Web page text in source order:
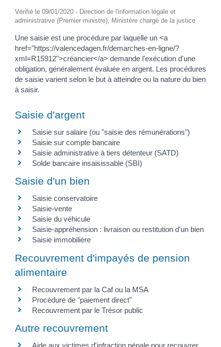
Vérifié le 09/01/2020 - Direction de l'information légale et
administrative (Premier ministre), Ministère chargé de la justice
Une saisie est une procédure par laquelle un <a
href="https://valencedagen.fr/demarches-en-ligne/?
xml=R15912">créancier</a> demande l'exécution d'une
obligation, généralement évaluée en argent. Les procédures
de saisie varient selon le but à atteindre ou la nature du bien
à saisir.
Saisie d'argent
Saisie sur salaire (ou "saisie des rémunérations")
Saisie sur compte bancaire
Saisie administrative à tiers détenteur (SATD)
Solde bancaire insaisissable (SBI)
Saisie d'un bien
Saisie conservatoire
Saisie-vente
Saisie du véhicule
Saisie-appréhension : livraison ou restitution d'un bien
Saisie immobilière
Recouvrement d'impayés de pension
alimentaire
Recouvrement par la Caf ou la MSA
Procédure de "paiement direct"
Recouvrement par le Trésor public
Autre recouvrement
Aide aux victimes d'infraction pénale pour recouvrer